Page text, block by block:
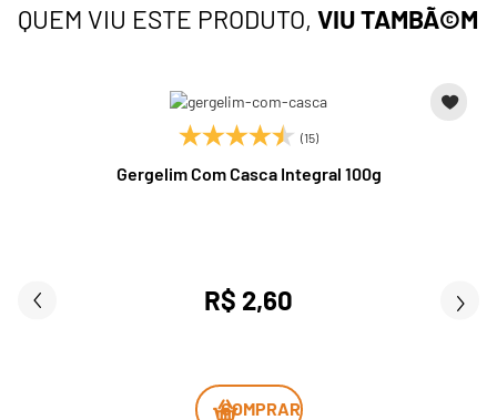
QUEM VIU ESTE PRODUTO, VIU TAMBÃ©M
(15)
Gergelim Com Casca Integral 100g
R$ 2,60
COMPRAR